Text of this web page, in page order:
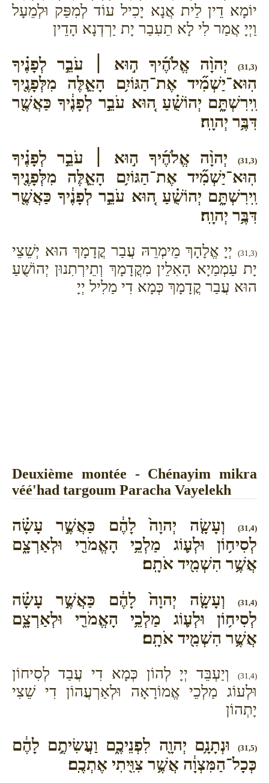
יוֹמָא דֵין לֵית אֲנָא יָכִיל עוֹד לְמִפַּק וּלְמֵעָל
וַיְיָ אֲמַר לִי לָא תֵעִבַר יָת יַרְדְנָא הָדֵין
(31,3)
יְהוָ֨ה אֱלֹהֶ֜יךָ ה֣וּא ׀ עֹבֵ֣ר לְפָנֶ֗יךָ
הֽוּא־יַשְׁמִ֞יד אֶת־הַגּוֹיִ֥ם הָאֵ֛לֶּה מִלְּפָנֶ֖יךָ
וִֽירִשְׁתָּ֑ם יְהוֹשֻׁ֗עַ ה֚וּא עֹבֵ֣ר לְפָנֶ֔יךָ כַּאֲשֶׁ֖ר
דִּבֶּ֥ר יְהוָֽה׃
(31,3)
יְהוָ֨ה אֱלֹהֶ֜יךָ ה֣וּא ׀ עֹבֵ֣ר לְפָנֶ֗יךָ
הֽוּא־יַשְׁמִ֞יד אֶת־הַגּוֹיִ֥ם הָאֵ֛לֶּה מִלְּפָנֶ֖יךָ
וִֽירִשְׁתָּ֑ם יְהוֹשֻׁ֗עַ ה֚וּא עֹבֵ֣ר לְפָנֶ֔יךָ כַּאֲשֶׁ֖ר
דִּבֶּ֥ר יְהוָֽה׃
(31,3)
יְיָ אֱלָהָךְ מֵימְרֵהּ עֲבַר קֳדָמָךְ הוּא יְשֵׁצֵי
יָת עַמְמַיָא הָאִלֵין מִקֳדָמָךְ וְתֵירְתִנוּן יְהוֹשֻׁעַ
הוּא עֲבַר קֳדָמָךְ כְּמָא דִי מַלִיל יְיָ
Deuxième montée - Chénayim mikra
véé'had targoum Paracha Vayelekh
(31,4)
וְעָשָׂ֤ה יְהוָה֙ לָהֶ֔ם כַּאֲשֶׁ֣ר עָשָׂ֗ה
לְסִיח֥וֹן וּלְע֛וֹג מַלְכֵ֥י הָאֱמֹרִ֖י וּלְאַרְצָ֑ם
אֲשֶׁ֥ר הִשְׁמִ֖יד אֹתָֽם׃
(31,4)
וְעָשָׂ֤ה יְהוָה֙ לָהֶ֔ם כַּאֲשֶׁ֣ר עָשָׂ֗ה
לְסִיח֥וֹן וּלְע֛וֹג מַלְכֵ֥י הָאֱמֹרִ֖י וּלְאַרְצָ֑ם
אֲשֶׁ֥ר הִשְׁמִ֖יד אֹתָֽם׃
(31,4)
וְיַעְבֵּד יְיָ לְהוֹן כְּמָא דִי עֲבַד לְסִיחוֹן
וּלְעוֹג מַלְכֵי אֱמוֹרָאָה וּלְאַרְעֲהוֹן דִי שֵׁצִי
יָתְהוֹן
(31,5)
וּנְתָנָ֥ם יְהוָ֖ה לִפְנֵיכֶ֑ם וַעֲשִׂיתֶ֣ם לָהֶ֔ם
כְּכָל־הַמִּצְוָ֔ה אֲשֶׁ֥ר צִוִּ֖יתִי אֶתְכֶֽם׃